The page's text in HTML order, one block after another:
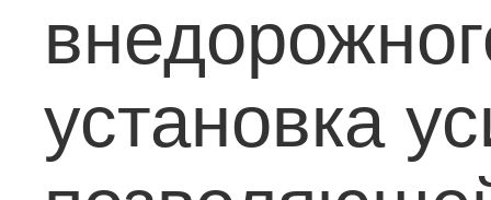
установка